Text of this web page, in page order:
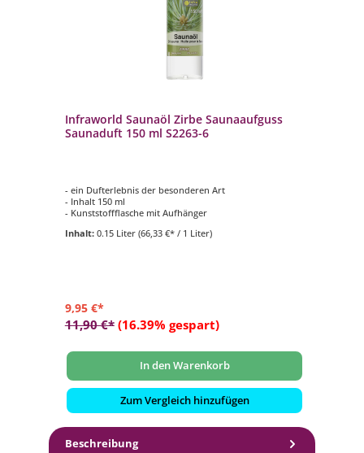
Infraworld Saunaöl Zirbe Saunaaufguss
Saunaduft 150 ml S2263-6
- ein Dufterlebnis der besonderen Art
- Inhalt 150 ml
- Kunststoffflasche mit Aufhänger
Inhalt: 0.15 Liter (66,33 €* / 1 Liter)
9,95 €*
11,90 €* (16.39% gespart)
In den Warenkorb
Zum Vergleich hinzufügen
Beschreibung